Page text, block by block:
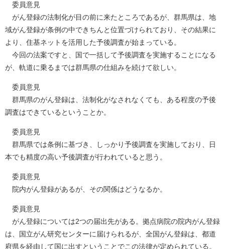
委員意見
がん登録の法制化が目の前に来たところであるが、群馬県は、地
域がん登録が条例の中できちんと位置づけられており、その結果に
より、住基ネットを活用した予後調査が始まっている。
今回の法案ですと、国で一括して予後調査を実施することになる
が、軌道に乗るまでは群馬県の仕組みを続けて欲しい。
委員意見
群馬県のがん登録は、法制化がなされなくても、ある程度の予後
調査はできているということか。
委員意見
群馬県では条例に基づき、しっかり予後調査を実施しており、日
本でも精度の高い予後調査が行われていると思う。
委員意見
院内がん登録があるが、その関係はどうなるか。
委員意見
がん登録については2つの届出先がある。拠点病院の院内がん登録
は、国立がん研究センターに届けられるが、全国がん登録は、都道
府県を経由して国に出すということでこの法律が定められている。